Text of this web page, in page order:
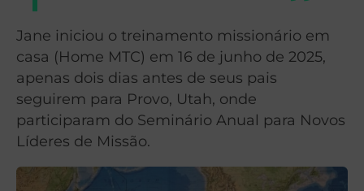
Jane iniciou o treinamento missionário em
casa (Home MTC) em 16 de junho de 2025,
apenas dois dias antes de seus pais
seguirem para Provo, Utah, onde
participaram do Seminário Anual para Novos
Líderes de Missão.